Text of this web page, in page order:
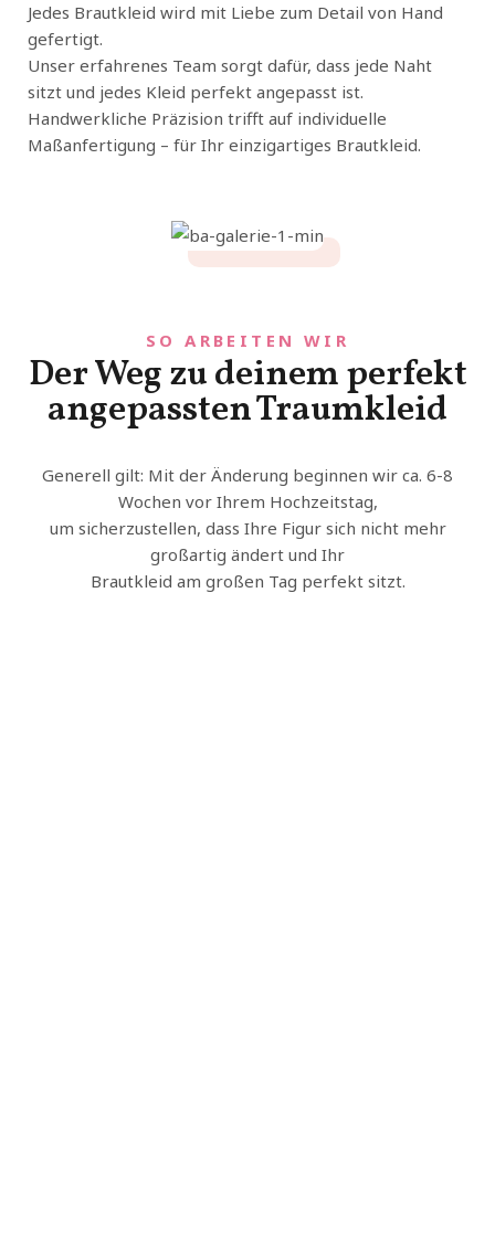
Jedes Brautkleid wird mit Liebe zum Detail von Hand
gefertigt.
Unser erfahrenes Team sorgt dafür, dass jede Naht
sitzt und jedes Kleid perfekt angepasst ist.
Handwerkliche Präzision trifft auf individuelle
Maßanfertigung – für Ihr einzigartiges Brautkleid.
SO ARBEITEN WIR
Der Weg zu deinem perfekt
angepasstenTraumkleid
Generell gilt: Mit der Änderung beginnen wir ca. 6-8
Wochen vor Ihrem Hochzeitstag,
um sicherzustellen, dass Ihre Figur sich nicht mehr
großartig ändert und Ihr
Brautkleid am großen Tag perfekt sitzt.